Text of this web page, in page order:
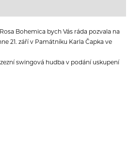
Bohemica bych Vás ráda pozvala na
21. září v Památníku Karla Čapka ve
swingová hudba v podání uskupení